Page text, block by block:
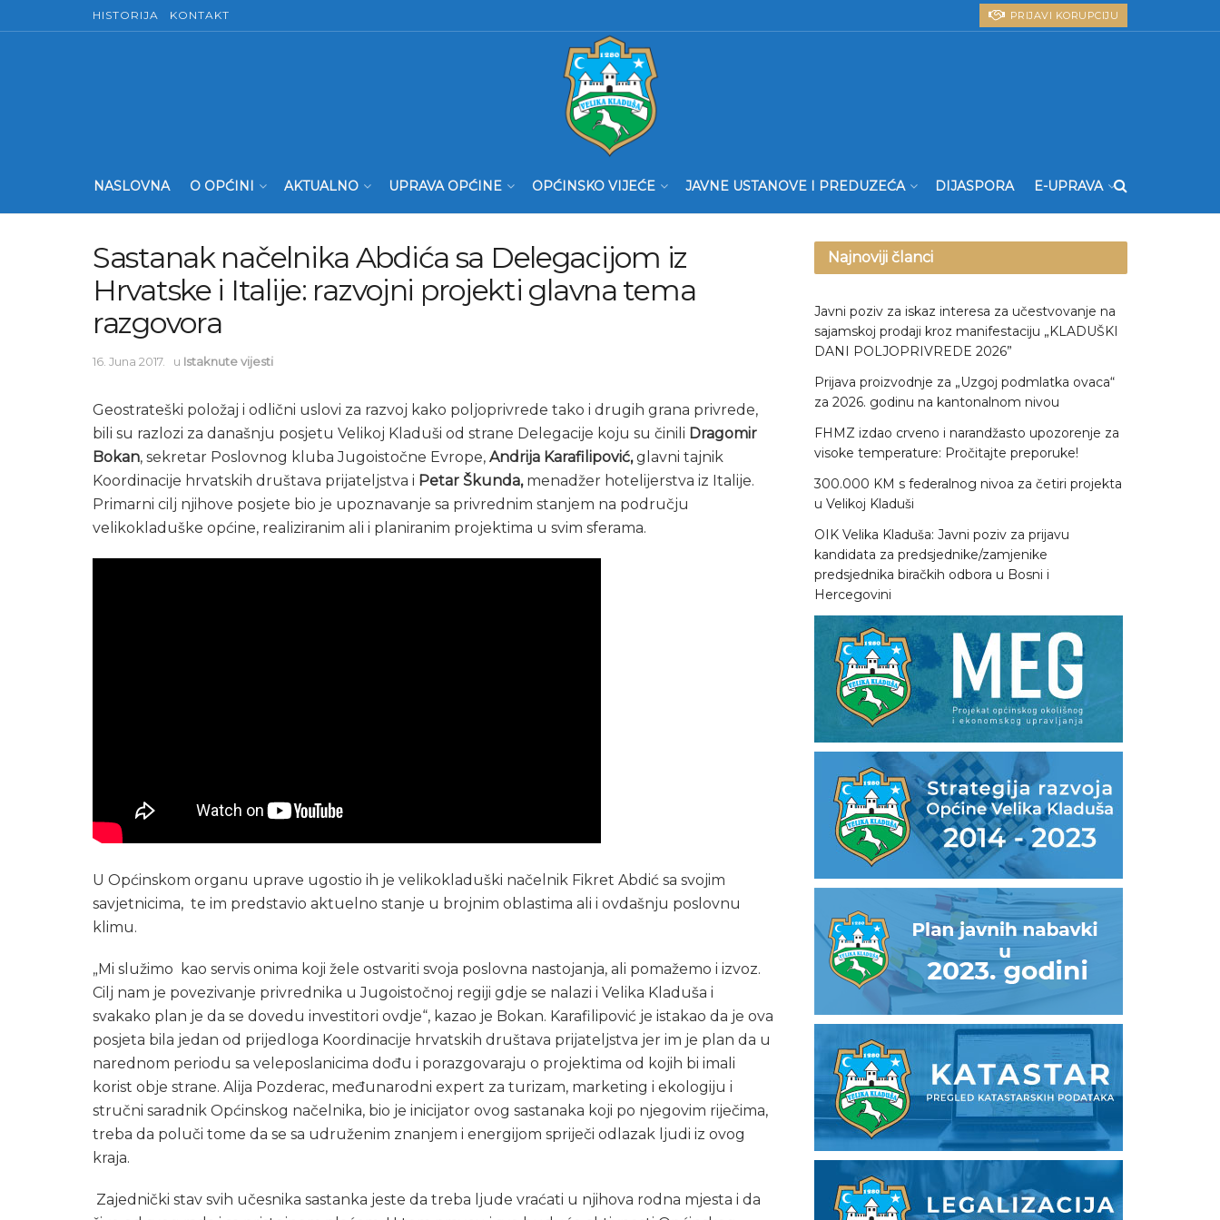
HISTORIJA KONTAKT PRIJAVI KORUPCIJU
NASLOVNA O OPĆINI AKTUALNO UPRAVA OPĆINE OPĆINSKO VIJEĆE JAVNE USTANOVE I PREDUZEĆA DIJASPORA E-UPRAVA
Sastanak načelnika Abdića sa Delegacijom iz
Hrvatske i Italije: razvojni projekti glavna tema
razgovora
16. Juna 2017. u Istaknute vijesti
Geostrateški položaj i odlični uslovi za razvoj kako poljoprivrede tako i drugih grana privrede,
bili su razlozi za današnju posjetu Velikoj Kladuši od strane Delegacije koju su činili Dragomir
Bokan, sekretar Poslovnog kluba Jugoistočne Evrope, Andrija Karafilipović,glavni tajnik
Koordinacije hrvatskih društava prijateljstva i Petar Škunda, menadžer hotelijerstva iz Italije.
Primarni cilj njihove posjete bio je upoznavanje sa privrednim stanjem na području
velikokladuške općine, realiziranim ali i planiranim projektima u svim sferama.
U Općinskom organu uprave ugostio ih je velikokladuški načelnik Fikret Abdić sa svojim
savjetnicima, te im predstavio aktuelno stanje u brojnim oblastima ali i ovdašnju poslovnu
klimu.
„Mi služimo kao servis onima koji žele ostvariti svoja poslovna nastojanja, ali pomažemo i izvoz.
Cilj nam je povezivanje privrednika u Jugoistočnoj regiji gdje se nalazi i Velika Kladuša i
svakako plan je da se dovedu investitori ovdje“, kazao je Bokan. Karafilipović je istakao da je ova
posjeta bila jedan od prijedloga Koordinacije hrvatskih društava prijateljstva jer im je plan da u
narednom periodu sa veleposlanicima dođu i porazgovaraju o projektima od kojih bi imali
korist obje strane. Alija Pozderac, međunarodni expert za turizam, marketing i ekologiju i
stručni saradnik Općinskog načelnika, bio je inicijator ovog sastanaka koji po njegovim riječima,
treba da poluči tome da se sa udruženim znanjem i energijom spriječi odlazak ljudi iz ovog
kraja.
Zajednički stav svih učesnika sastanka jeste da treba ljude vraćati u njihova rodna mjesta i da
Najnoviji članci
Javni poziv za iskaz interesa za učestvovanje na
sajamskoj prodaji kroz manifestaciju „KLADUŠKI
DANI POLJOPRIVREDE 2026”
Prijava proizvodnje za „Uzgoj podmlatka ovaca“
za 2026. godinu na kantonalnom nivou
FHMZ izdao crveno i narandžasto upozorenje za
visoke temperature: Pročitajte preporuke!
300.000 KM s federalnog nivoa za četiri projekta
u Velikoj Kladuši
OIK Velika Kladuša: Javni poziv za prijavu
kandidata za predsjednike/zamjenike
predsjednika biračkih odbora u Bosni i
Hercegovini